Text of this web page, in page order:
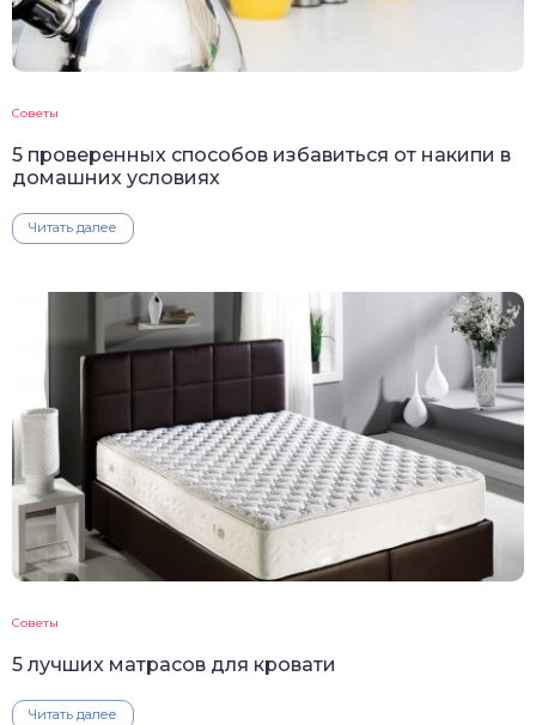
Советы
5 проверенных способов избавиться от накипи в
домашних условиях
Читать далее
Советы
5 лучших матрасов для кровати
Читать далее